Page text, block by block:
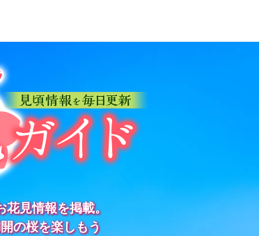
見情報を掲載。
の桜を楽しもう